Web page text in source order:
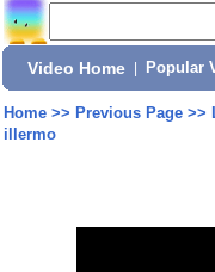
Video Home Popular
Home>> Previous Page>>
illermo